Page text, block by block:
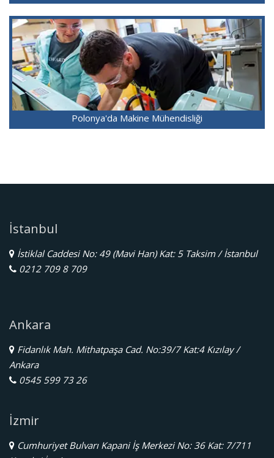
Polonya'da Makine Mühendisliği
İstanbul
İstiklal Caddesi No: 49 (Mavi Han) Kat: 5 Taksim / İstanbul
0212 709 8 709
Ankara
Fidanlık Mah. Mithatpaşa Cad. No:39/7 Kat:4 Kızılay /
Ankara
0545 599 73 26
İzmir
Cumhuriyet Bulvarı Kapani İş Merkezi No: 36 Kat: 7/711